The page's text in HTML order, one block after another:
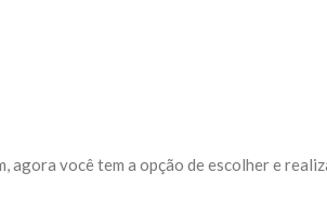
agora você tem a opção de escolher e